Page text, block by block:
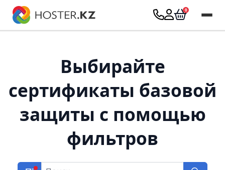
Выбирайте
сертификаты базовой
защиты с помощью
фильтров